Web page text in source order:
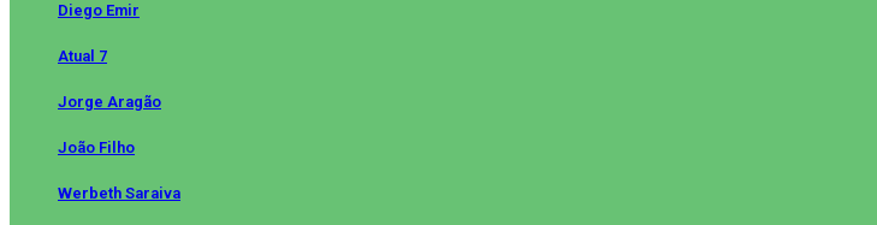
Diego Emir
Atual 7
Jorge Aragão
João Filho
Werbeth Saraiva